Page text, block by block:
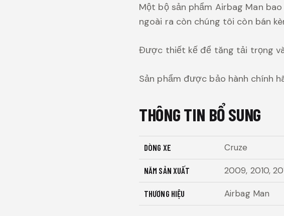
Một bộ sản phẩm Airbag Man
ngoài ra còn chúng tôi còn bán
Được thiết kế để tăng tải trọng
Sản phẩm được bảo hành chính
THÔNG TIN BỔ SUNG
DÒNG XE Cruze
NĂM SẢN XUẤT 2009, 2010,
THƯƠNG HIỆU Airbag Man